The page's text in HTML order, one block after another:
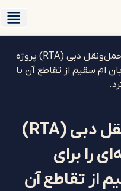
اداره راه‌ها و حمل‌ونقل دبی (RTA) پروژه
ام سقیم از تقاطع آن با
اداره راه‌ها و حمل‌ونقل دبی (RTA)
را برای
از تقاطع آن